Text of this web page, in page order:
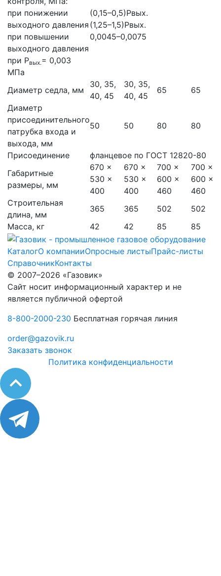
при понижении
выходного давления
при повышении
выходного давления
при Рвых.= 0,003
МПа
(0,15–0,5)Рвых.
(1,25–1,5)Рвых.
0,0045–0,0075
Диаметр седла, мм
30, 35,
40, 45
30, 35,
40, 45
65
65
Диаметр
присоединительного
патрубка входа и
выхода, мм
50 50 80 80
Присоединение
фланцевое по ГОСТ 12820-80
Габаритные
размеры, мм
670 x
530 x
400
670 x
530 x
400
700 x
600 x
460
700 x
600 x
460
Строительная
длина, мм
365 365 502
502
Масса, кг
42 42 85 85
КаталогО компанииОпросные листыПрайс-листы
СправочникКонтакты
© 2007–2026 «Газовик»
Сайт носит информационный характер и не
является публичной офертой
8-800-2000-230 Бесплатная горячая линия
order@gazovik.ru
Заказать звонок
Политика конфиденциальности